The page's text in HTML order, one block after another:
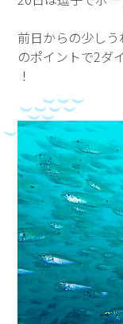
前日からの少し
のポイントで2ダ
！